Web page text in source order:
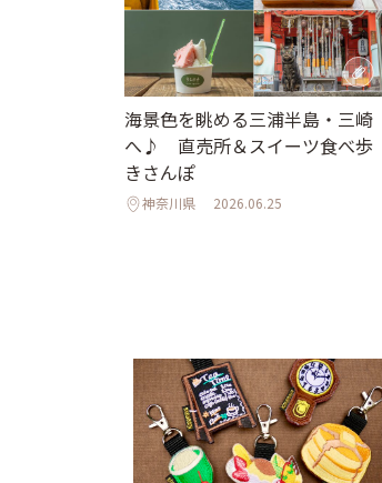
海景色を眺める三浦半島・三崎
へ♪ 直売所＆スイーツ食べ歩
きさんぽ
神奈川県 2026.06.25